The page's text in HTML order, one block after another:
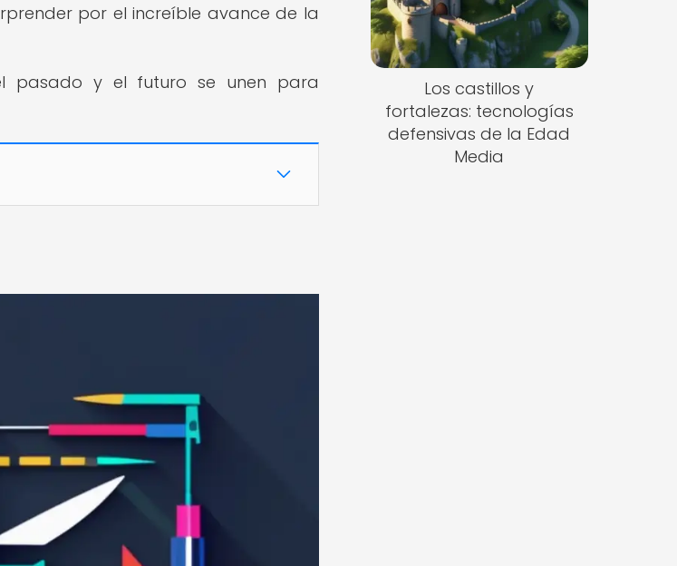
por el increíble avance de la
pasado y el futuro se unen para
Los castillos y
fortalezas: tecnologías
defensivas de la Edad
Media